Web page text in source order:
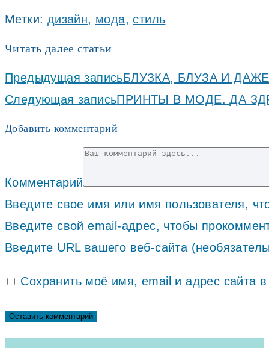
Метки: дизайн, мода, стиль
Читать далее статьи
Предыдущая записьБЛУЗКА, БЛУЗА И
Следующая записьПРИНТЫ В МОДЕ. ДА
Добавить комментарий
Комментарий
Введите свое имя или имя пользователя,
Введите свой email-адрес, чтобы
Введите URL вашего веб-сайта
Сохранить моё имя, email и адрес сайта